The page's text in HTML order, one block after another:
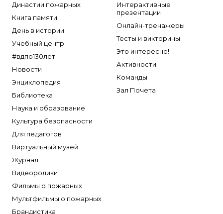
Династии пожарных
Книга памяти
День в истории
Учебный центр
#вдпо130лет
Новости
Энциклопедия
Библиотека
Наука и образование
Культура безопасности
Для педагогов
Виртуальный музей
Журнал
Видеоролики
Фильмы о пожарных
Мультфильмы о пожарных
Брандистика
Интерактивные
презентации
Онлайн-тренажеры
Тесты и викторины
Это интересно!
Активности
Команды
Зал Почета